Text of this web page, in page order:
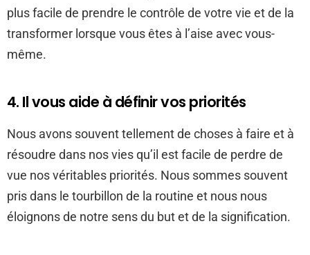
plus facile de prendre le contrôle de votre vie et de la
transformer lorsque vous êtes à l’aise avec vous-
même.
4. Il vous aide à définir vos priorités
Nous avons souvent tellement de choses à faire et à
résoudre dans nos vies qu’il est facile de perdre de
vue nos véritables priorités. Nous sommes souvent
pris dans le tourbillon de la routine et nous nous
éloignons de notre sens du but et de la signification.